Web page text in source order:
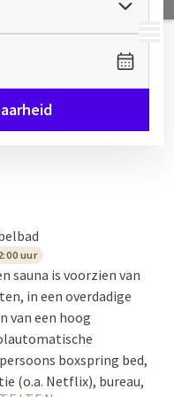
MENU
uur
sauna is voorzien van
in een overdadige
van een hoog
boxspring bed,
(o.a. Netflix), bureau,